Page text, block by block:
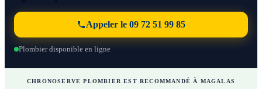
Appeler le 09 72 51 99 85
Plombier disponible en ligne
CHRONOSERVE PLOMBIER EST RECOMMANDÉ À MAGALAS